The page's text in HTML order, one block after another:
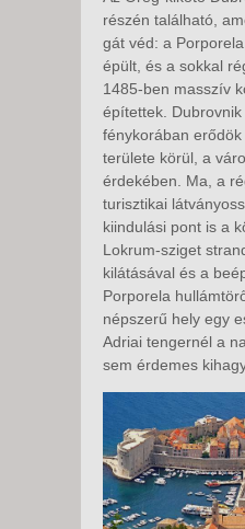
részén található,
gát véd: a
épült, és a sokkal
1485-ben masszív
építettek.
fénykorában
területe körül, a
érdekében. Ma, a
turisztikai
kiindulási pont is a
Lokrum-sziget
kilátásával és a
Porporela
népszerű hely egy
Adriai tengernél a
sem érdemes